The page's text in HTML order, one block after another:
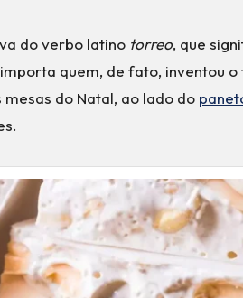
do verbo latino torreo, que
quem, de fato, inventou
do Natal, ao lado do